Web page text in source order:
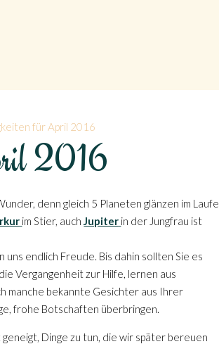
für April 2016
2016
denn gleich 5 Planeten glänzen im Laufe
im Stier, auchJupiter in der Jungfrau ist
endlich Freude. Bis dahin sollten Sie es
Vergangenheit zur Hilfe, lernen aus
manche bekannte Gesichter aus Ihrer
frohe Botschaften überbringen.
Dinge zu tun, die wir später bereuen